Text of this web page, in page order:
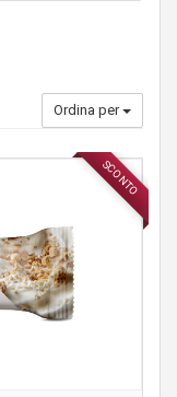
Ordina per
SCONTO
INTEGRATORI